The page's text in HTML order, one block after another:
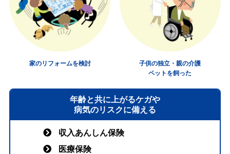
家のリフォームを検討
子供の独立・親の介護
ペットを飼った
年齢と共に上がるケガや
病気のリスクに備える
収入あんしん保険
医療保険